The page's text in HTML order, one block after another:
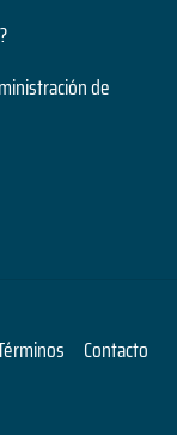
de
Contacto